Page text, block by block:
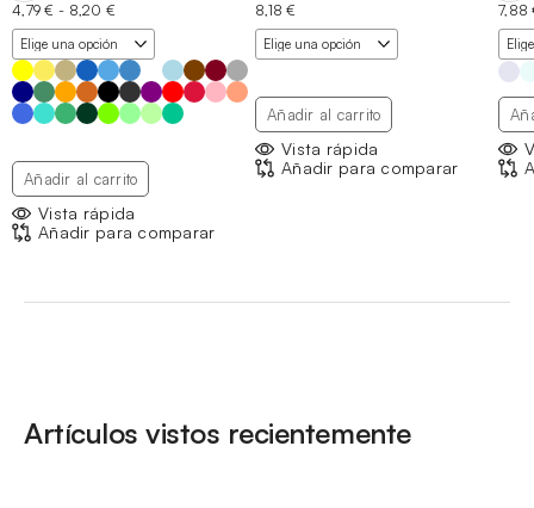
4,79€ - 8,20 €
de
precios:
desde
4,79 €
hasta
8,20 €
Añadir al carrito
Vista rápida
Añadir para comparar
8,18€
Añadir al carrito
Vista rápida
Añadir para comparar
7,88
Artículos vistos recientemente